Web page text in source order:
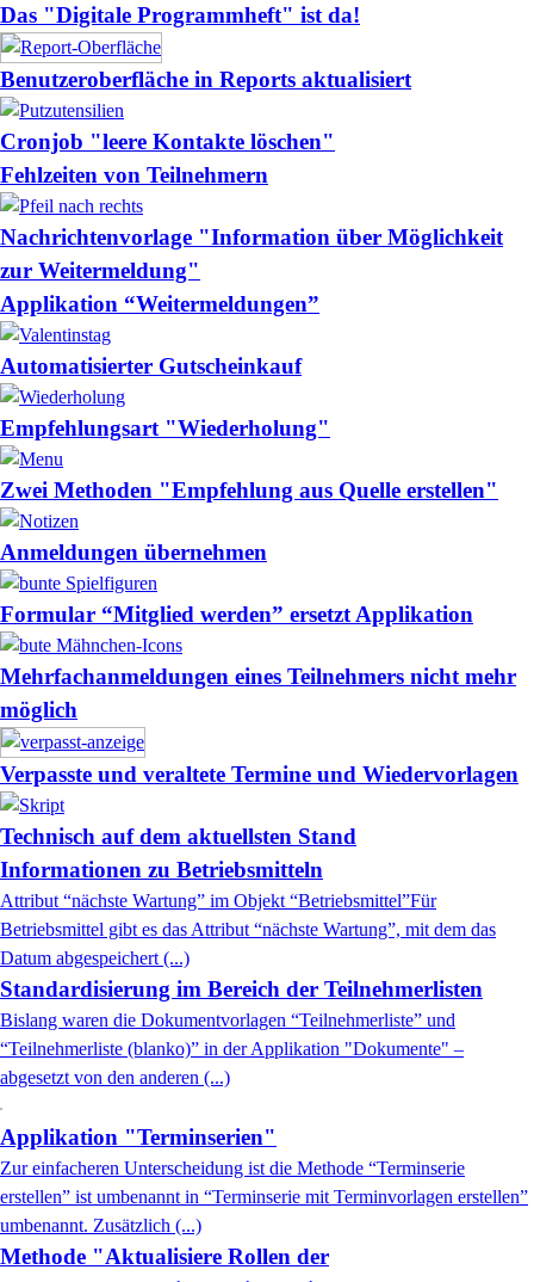
Das "Digitale Programmheft" ist da!
Benutzeroberfläche in Reports aktualisiert
Cronjob "leere Kontakte löschen"
Fehlzeiten von Teilnehmern
Nachrichtenvorlage "Information über Möglichkeit
zur Weitermeldung"
Applikation “Weitermeldungen”
Automatisierter Gutscheinkauf
Empfehlungsart "Wiederholung"
Zwei Methoden "Empfehlung aus Quelle erstellen"
Anmeldungen übernehmen
Formular “Mitglied werden” ersetzt Applikation
Mehrfachanmeldungen eines Teilnehmers nicht mehr
möglich
Verpasste und veraltete Termine und Wiedervorlagen
Technisch auf dem aktuellsten Stand
Informationen zu Betriebsmitteln
Attribut “nächste Wartung” im Objekt “Betriebsmittel”Für
Betriebsmittel gibt es das Attribut “nächste Wartung”, mit dem das
Datum abgespeichert (...)
Standardisierung im Bereich der Teilnehmerlisten
Bislang waren die Dokumentvorlagen “Teilnehmerliste” und
“Teilnehmerliste (blanko)” in der Applikation "Dokumente" –
abgesetzt von den anderen (...)
Applikation "Terminserien"
Zur einfacheren Unterscheidung ist die Methode “Terminserie
erstellen” ist umbenannt in “Terminserie mit Terminvorlagen erstellen”
umbenannt. Zusätzlich (...)
Methode "Aktualisiere Rollen der